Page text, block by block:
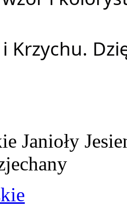
Krzychu.
Janioły